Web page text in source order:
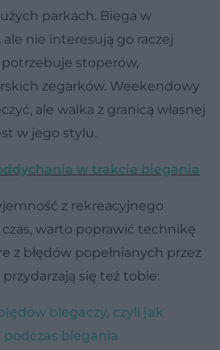
parkach. Biega w
nie interesują go raczej
stoperów,
zegarków. Weekendowy
ale walka z granicą własnej
w jego stylu.
w trakcie biegania
z rekreacyjnego
czas, warto poprawić technikę
z błędów popełnianych przez
się też tobie:
biegaczy, czyli jak
biegania